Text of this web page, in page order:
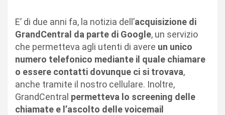
E’ di due anni fa, la notizia dell’acquisizione di
GrandCentral da parte di Google, un servizio
che permetteva agli utenti di avere un unico
numero telefonico mediante il quale chiamare
o essere contatti dovunque ci si trovava,
anche tramite il nostro cellulare. Inoltre,
GrandCentral permetteva lo screening delle
chiamate e l’ascolto delle voicemail